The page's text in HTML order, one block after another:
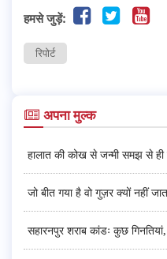
हमसे जुड़ें:
रिपोर्ट
अपना मुल्क
हालात की कोख से जन्मी समझ से
जो बीत गया है वो गुज़र क्यों नहीं
सहारनपुर शराब कांडः कुछ